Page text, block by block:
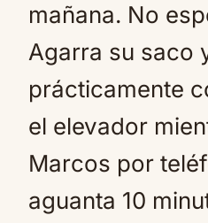
mañana. No
Agarra su saco
prácticamente
el elevador
Marcos por
aguanta 10